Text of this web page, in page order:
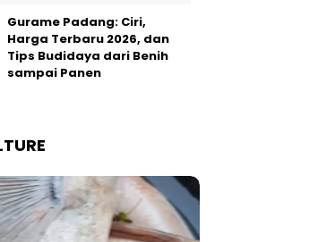
Gurame Padang: Ciri,
Harga Terbaru 2026, dan
Tips Budidaya dari Benih
sampai Panen